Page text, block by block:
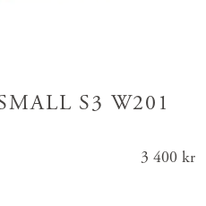
S3 W201
Pris:
3 400 kr